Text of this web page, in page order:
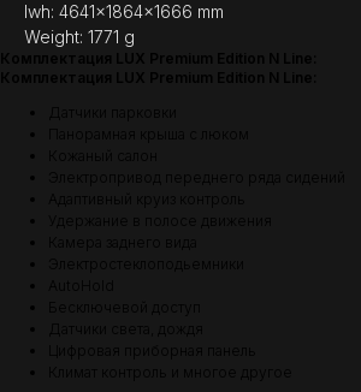
lwh: 4641x1864x1666 mm
Weight: 1771 g
МНЕНИЕ ДОВОЛЬНЫХ
КЛИЕНТОВ — ГЛАВНЫЙ